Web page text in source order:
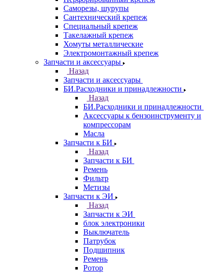
Саморезы, шурупы
Сантехнический крепеж
Специальный крепеж
Такелажный крепеж
Хомуты металлические
Электромонтажный крепеж
Запчасти и аксессуары
Назад
Запчасти и аксессуары
БИ.Расходники и принадлежности
Назад
БИ.Расходники и принадлежности
Аксессуары к бензоинструменту и
компрессорам
Масла
Запчасти к БИ
Назад
Запчасти к БИ
Ремень
Фильтр
Метизы
Запчасти к ЭИ
Назад
Запчасти к ЭИ
блок электроники
Выключатель
Патрубок
Подшипник
Ремень
Ротор